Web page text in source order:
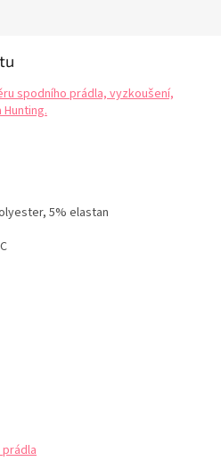
spodního prádla, vyzkoušení,
5% elastan